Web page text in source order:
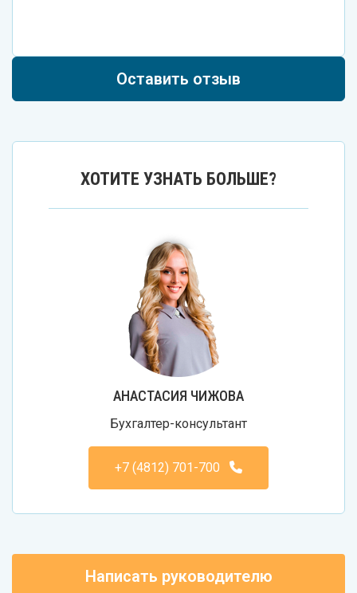
Оставить отзыв
ХОТИТЕ УЗНАТЬ БОЛЬШЕ?
АНАСТАСИЯ ЧИЖОВА
Бухгалтер-консультант
+7 (4812) 701-700
Написать руководителю